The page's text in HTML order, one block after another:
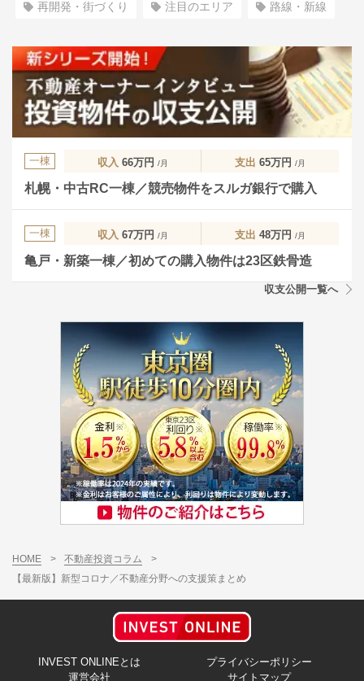
再開発・街づくり 注目のエリア 路線・新線
一棟 収入 66万円 /月 支出 65万円 /月
札幌・中古RC一棟／競売物件をスルガ銀行で購入
一棟 収入 67万円 /月 支出 48万円 /月
亀戸・新築一棟／初めての購入物件は23区鉄骨造
収支公開一覧へ
HOME > 不動産投資コラム
>
【最新版】新型コロナ／不動産分野への支援策まとめ
INVEST ONLINEとは
プライバシーポリシー
運営会社
サイトマップ